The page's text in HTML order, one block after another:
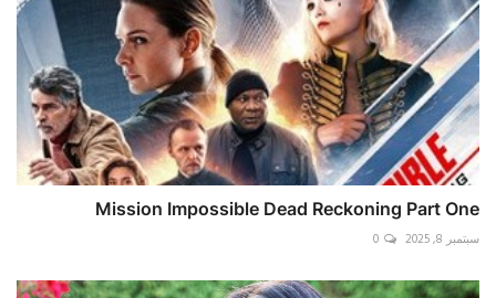
Mission Impossible Dead Reckoning Part One
سبتمبر 8, 2025 0